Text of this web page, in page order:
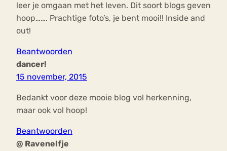
leer je omgaan met het leven. Dit soort blogs geven
hoop……. Prachtige foto’s, je bent mooi!! Inside and
out!
Beantwoorden
dancer!
15 november, 2015
Bedankt voor deze mooie blog vol herkenning,
maar ook vol hoop!
Beantwoorden
@ Ravenelfje